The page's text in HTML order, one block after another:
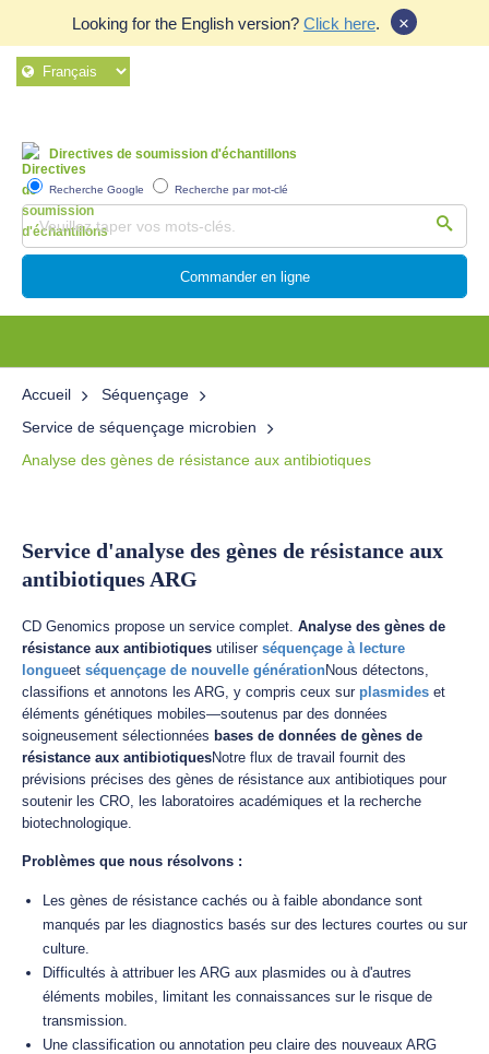
Looking for the English version? Click here. ×
Directives de soumission d'échantillons
Recherche Google Recherche par mot-clé
Commander en ligne
Accueil
Séquençage
Service de séquençage microbien
Analyse des gènes de résistance aux antibiotiques
Service d'analyse des gènes de résistance aux
antibiotiques ARG
CD Genomics propose un service complet. Analyse des gènes de
résistance aux antibiotiques utiliser séquençage à lecture
longueet séquençage de nouvelle générationNous détectons,
classifions et annotons les ARG, y compris ceux sur plasmides et
éléments génétiques mobiles—soutenus par des données
soigneusement sélectionnées bases de données de gènes de
résistance aux antibiotiquesNotre flux de travail fournit des
prévisions précises des gènes de résistance aux antibiotiques pour
soutenir les CRO, les laboratoires académiques et la recherche
biotechnologique.
Problèmes que nous résolvons :
Les gènes de résistance cachés ou à faible abondance sont
manqués par les diagnostics basés sur des lectures courtes ou sur
culture.
Difficultés à attribuer les ARG aux plasmides ou à d'autres
éléments mobiles, limitant les connaissances sur le risque de
transmission.
Une classification ou annotation peu claire des nouveaux ARG